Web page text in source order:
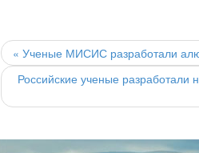
Post
navigation
« Ученые МИСИС разработали
Российские ученые разработали